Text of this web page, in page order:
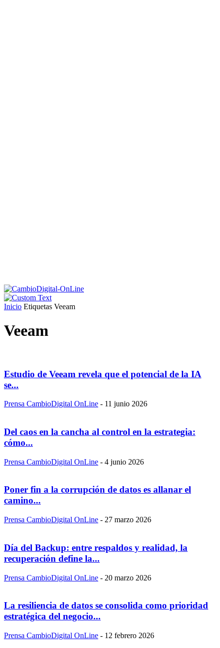
Inicio Etiquetas Veeam
Veeam
Estudio de Veeam revela que el potencial de la IA
se...
Prensa CambioDigital OnLine - 11 junio 2026
Del caos en la cancha al control en la estrategia:
cómo...
Prensa CambioDigital OnLine - 4 junio 2026
Poner fin a la corrupción de datos es allanar el
camino...
Prensa CambioDigital OnLine - 27 marzo 2026
Día del Backup: entre respaldos y realidad, la
recuperación define la...
Prensa CambioDigital OnLine - 20 marzo 2026
La resiliencia de datos se consolida como prioridad
estratégica del negocio...
Prensa CambioDigital OnLine - 12 febrero 2026